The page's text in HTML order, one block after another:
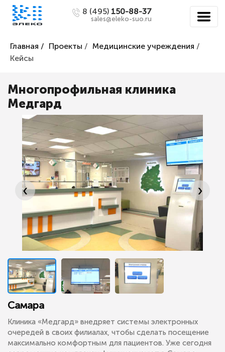
8 (495) 150-88-37
sales@eleko-suo.ru
Главная / Проекты / Медицинские учреждения /
Кейсы
Многопрофильная клиника
Медгард
‹ ›
Самара
Клиника «Медгард» внедряет системы электронных
очередей в своих филиалах, чтобы сделать посещение
максимально комфортным для пациентов. Уже сегодня